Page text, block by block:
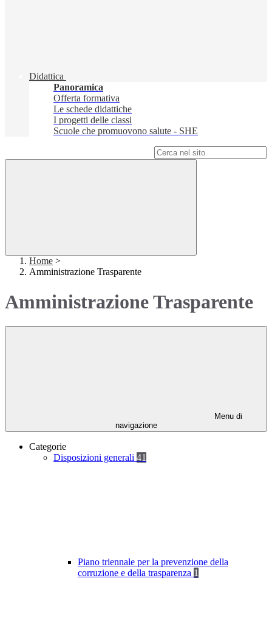
Didattica
Panoramica
Offerta formativa
Le schede didattiche
I progetti delle classi
Scuole che promuovono salute - SHE
Home >
Amministrazione Trasparente
Amministrazione Trasparente
Menu di
navigazione
Categorie
Disposizioni generali 41
Piano triennale per la prevenzione della
corruzione e della trasparenza 1